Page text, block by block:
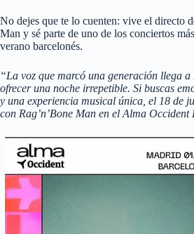
No dejes que te lo cuenten: vive el directo
Man y sé parte de uno de los conciertos
verano barcelonés.
“La voz que marcó una generación llega
ofrecer una noche irrepetible. Si buscas
y una experiencia musical única, el 18 de
con Rag’n’Bone Man en el Alma Occident